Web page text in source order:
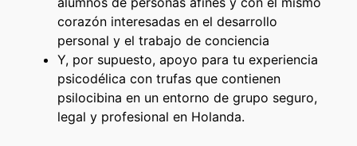
corazón interesadas en el desarrollo
personal y el trabajo de conciencia
Y, por supuesto, apoyo para tu experiencia
psicodélica con trufas que contienen
psilocibina en un entorno de grupo seguro,
legal y profesional en Holanda.